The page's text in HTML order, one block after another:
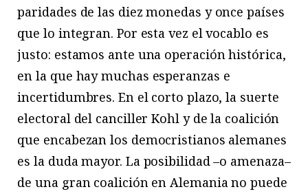
paridades de las diez monedas y once países
que lo integran. Por esta vez el vocablo es
justo: estamos ante una operación histórica,
en la que hay muchas esperanzas e
incertidumbres. En el corto plazo, la suerte
electoral del canciller Kohl y de la coalición
que encabezan los democristianos alemanes
es la duda mayor. La posibilidad –o amenaza–
de una gran coalición en Alemania no puede